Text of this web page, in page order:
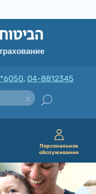
*6050, 04-8812345
Персональное
обслуживание